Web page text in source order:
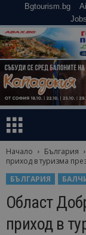
Bgtourism.bg
Начало България
приход в туризма
БЪЛГАРИЯ
Област
приход в